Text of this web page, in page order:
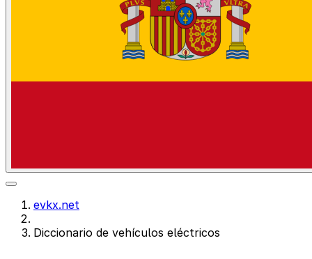
evkx.net
Diccionario de vehículos eléctricos